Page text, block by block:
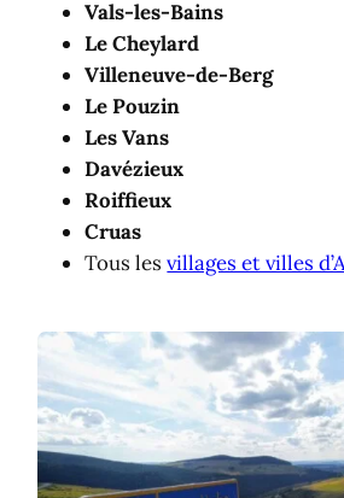
Vals-les-Bains
Le Cheylard
Villeneuve-de-Berg
Le Pouzin
Les Vans
Davézieux
Roiffieux
Cruas
Tous lesvillages et villes